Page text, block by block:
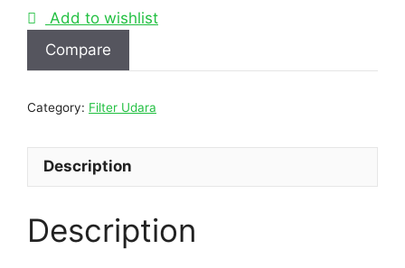
Add to wishlist
Compare
Category: Filter Udara
Description
Description